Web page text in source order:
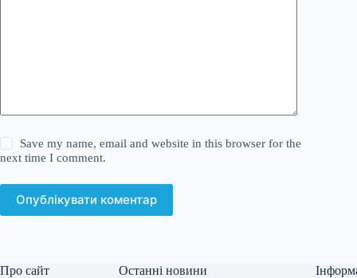
Save my name, email and website in this browser for the
next time I comment.
Опублікувати коментар
Про сайт Останні новини